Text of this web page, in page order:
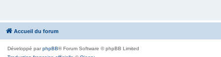
Accueil du forum
Développé parphpBB® Forum Software © phpBB Limited